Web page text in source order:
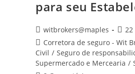
para seu
witbrokers@maples
22
Corretora de seguro - Wit
Civil / Seguro de
Supermercado e Mercearia /